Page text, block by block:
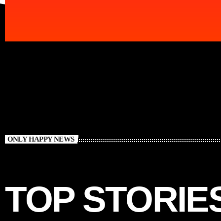
ONLY HAPPY NEWS
TOP